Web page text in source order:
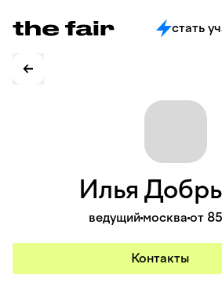
стать
Илья
ведущиймоскваот
Контакты